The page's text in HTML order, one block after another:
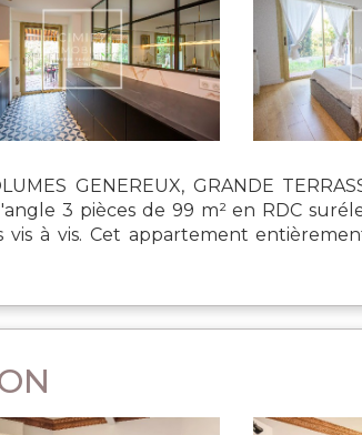
GENEREUX, GRANDE
3 pièces de 99 m² en RDC
à vis. Cet appartement